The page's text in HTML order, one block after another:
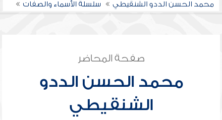
محمد الحسن الددو الشنقيطي
سلسلة الأسماء والصفات
صفحة المحاضر
محمد الحسن الددو
الشنقيطي